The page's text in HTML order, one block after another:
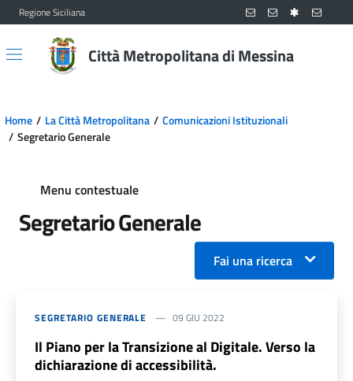
Vai al contenuto principale
Vai al menu principale
Regione Siciliana
Città Metropolitana di Messina
Home La Città Metropolitana
Comunicazioni Istituzionali
Segretario Generale
Menu contestuale
Segretario Generale
Fai una ricerca
SEGRETARIO GENERALE 09 GIU 2022
Il Piano per la Transizione al Digitale. Verso la
dichiarazione di accessibilità.